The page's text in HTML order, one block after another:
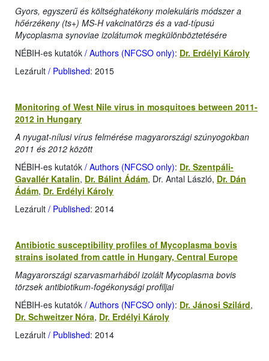
Gyors, egyszerű és költséghatékony molekuláris módszer a
hőérzékeny (ts+) MS-H vakcinatörzs és a vad-típusú
Mycoplasma synoviae izolátumok megkülönböztetésére
NÉBIH-es kutatók / Authors (NFCSO only): Dr. Erdélyi Károly
Lezárult / Published: 2015
Monitoring of West Nile virus in mosquitoes between 2011-
2012 in Hungary
A nyugat-nílusi vírus felmérése magyarországi szúnyogokban
2011 és 2012 között
NÉBIH-es kutatók / Authors (NFCSO only): Dr. Szentpáli-
Gavallér Katalin, Dr. Bálint Ádám, Dr. Antal László, Dr. Dán
Ádám, Dr. Erdélyi Károly
Lezárult / Published: 2014
Antibiotic susceptibility profiles of Mycoplasma bovis
strains isolated from cattle in Hungary, Central Europe
Magyarországi szarvasmarhából izolált Mycoplasma bovis
törzsek antibiotikum-fogékonysági profiljai
NÉBIH-es kutatók / Authors (NFCSO only): Dr. Jánosi Szilárd,
Dr. Schweitzer Nóra, Dr. Erdélyi Károly
Lezárult / Published: 2014